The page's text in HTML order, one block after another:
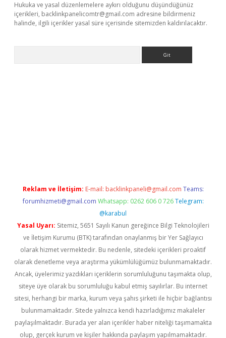
Hukuka ve yasal düzenlemelere aykırı olduğunu düşündüğünüz
içerikleri, backlinkpanelicomtr@gmail.com adresine bildirmeniz
halinde, ilgili içerikler yasal süre içerisinde sitemizden kaldırılacaktır.
Reklam ve İletişim: E-mail: backlinkpaneli@gmail.com Teams:
forumhizmeti@gmail.com Whatsapp: 0262 606 0 726 Telegram:
@karabul
Yasal Uyarı: Sitemiz, 5651 Sayılı Kanun gereğince Bilgi Teknolojileri
ve İletişim Kurumu (BTK) tarafından onaylanmış bir Yer Sağlayıcı
olarak hizmet vermektedir. Bu nedenle, sitedeki içerikleri proaktif
olarak denetleme veya araştırma yükümlülüğümüz bulunmamaktadır.
Ancak, üyelerimiz yazdıkları içeriklerin sorumluluğunu taşımakta olup,
siteye üye olarak bu sorumluluğu kabul etmiş sayılırlar. Bu internet
sitesi, herhangi bir marka, kurum veya şahıs şirketi ile hiçbir bağlantısı
bulunmamaktadır. Sitede yalnızca kendi hazırladığımız makaleler
paylaşılmaktadır. Burada yer alan içerikler haber niteliği taşımamakta
olup, gerçek kurum ve kişiler hakkında paylaşım yapılmamaktadır.